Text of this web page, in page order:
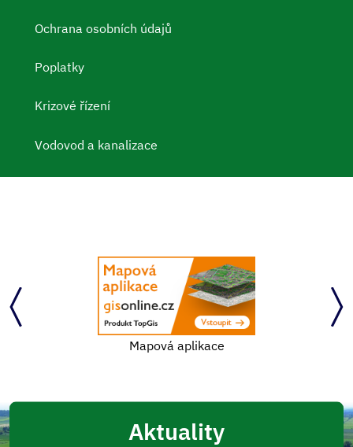
Ochrana osobních údajů
Poplatky
Krizové řízení
Vodovod a kanalizace
Mapová aplikace
Aktuality